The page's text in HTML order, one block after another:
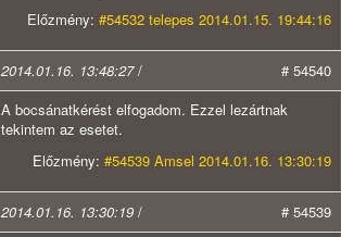
Előzmény: #54532 telepes 2014.01.15. 19:44:16
2014.01.16. 13:48:27/
# 54540
A bocsánatkérést elfogadom. Ezzel lezártnak
tekintem az esetet.
Előzmény: #54539 Amsel 2014.01.16. 13:30:19
2014.01.16. 13:30:19 /
# 54539